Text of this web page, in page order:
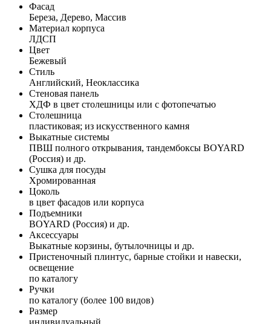
Фасад
Береза, Дерево, Массив
Материал корпуса
ЛДСП
Цвет
Бежевый
Стиль
Английский, Неоклассика
Стеновая панель
ХДФ в цвет столешницы или с фотопечатью
Столешница
пластиковая; из искусственного камня
Выкатные системы
ПВШ полного открывания, тандембоксы BOYARD
(Россия) и др.
Сушка для посуды
Хромированная
Цоколь
в цвет фасадов или корпуса
Подъемники
BOYARD (Россия) и др.
Аксессуары
Выкатные корзины, бутылочницы и др.
Пристеночный плинтус, барные стойки и навески,
освещение
по каталогу
Ручки
по каталогу (более 100 видов)
Размер
индивидуальный